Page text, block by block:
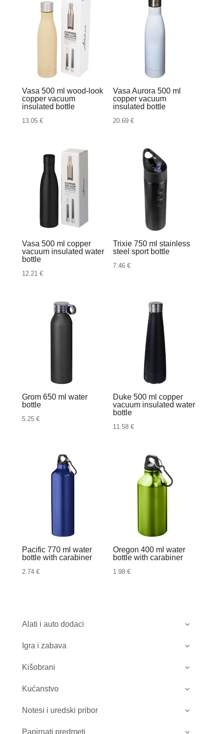
Alati i auto dodaci
Igra i zabava
Kišobrani
Kućanstvo
Notesi i uredski pribor
Papirnati predmeti
Vasa 500 ml wood-look
copper vacuum
insulated bottle
13.05 €
Vasa Aurora 500 ml
copper vacuum
insulated bottle
20.69€
Vasa 500 ml copper
vacuum insulated water
bottle
12.21 €
Trixie 750 ml stainless
steel sport bottle
7.46€
Grom 650 ml water
bottle
5.25 €
Duke 500 ml copper
vacuum insulated water
bottle
11.58€
Pacific 770 ml water
bottle with carabiner
2.74 €
Oregon 400 ml water
bottle with carabiner
1.98€